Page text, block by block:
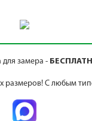
для замера -
размеров! С любым